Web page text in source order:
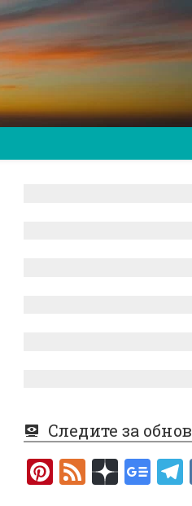
Следите за
Pi F